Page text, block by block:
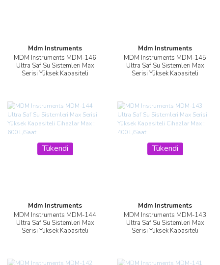
Mdm Instruments
MDM Instruments MDM-146
Ultra Saf Su Sistemleri Max
Serisi Yüksek Kapasiteli
Mdm Instruments
MDM Instruments MDM-145
Ultra Saf Su Sistemleri Max
Serisi Yüksek Kapasiteli
Tükendi
Mdm Instruments
MDM Instruments MDM-144
Ultra Saf Su Sistemleri Max
Serisi Yüksek Kapasiteli
Tükendi
Mdm Instruments
MDM Instruments MDM-143
Ultra Saf Su Sistemleri Max
Serisi Yüksek Kapasiteli